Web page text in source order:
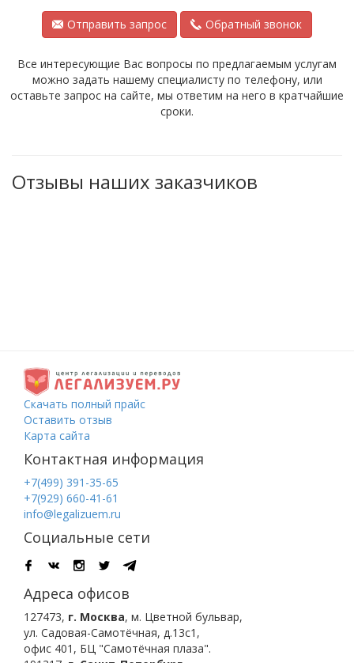
Отправить запрос Обратный звонок
Все интересующие Вас вопросы по предлагаемым услугам
можно задать нашему специалисту по телефону, или
оставьте запрос на сайте, мы ответим на него в кратчайшие
сроки.
Отзывы наших заказчиков
Скачать полный прайс
Оставить отзыв
Карта сайта
Контактная информация
+7(499) 391-35-65
+7(929) 660-41-61
info@legalizuem.ru
Социальные сети
Адреса офисов
127473, г. Москва, м. Цветной бульвар,
ул. Садовая-Самотёчная, д.13с1,
офис 401, БЦ "Самотёчная плаза".